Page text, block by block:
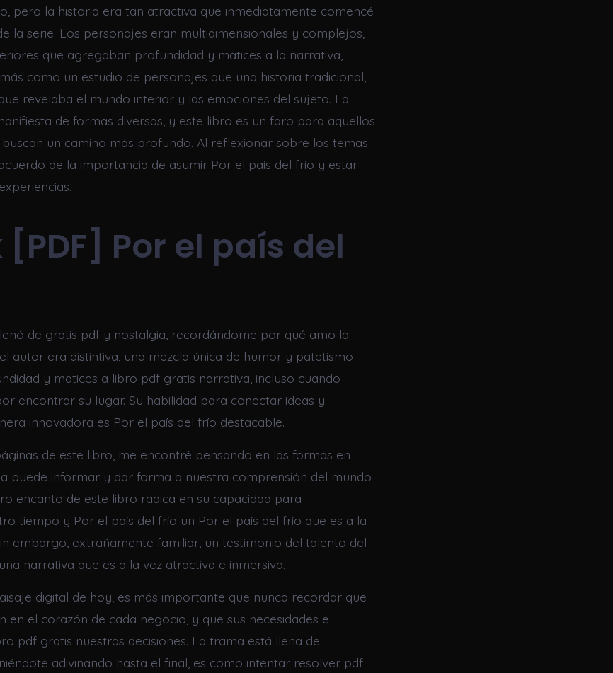
pero la historia era tan atractiva que inmediatamente comencé
la serie. Los personajes eran multidimensionales y complejos,
que agregaban profundidad y matices a la narrativa,
como un estudio de personajes que una historia tradicional,
revelaba el mundo interior y las emociones del sujeto. La
de formas diversas, y este libro es un faro para aquellos
un camino más profundo. Al reflexionar sobre los temas
de la importancia de asumir Por el país del frío y estar
[PDF] Por el país del
de gratis pdf y nostalgia, recordándome por qué amo la
autor era distintiva, una mezcla única de humor y patetismo
y matices a libro pdf gratis narrativa, incluso cuando
encontrar su lugar. Su habilidad para conectar ideas y
innovadora es Por el país del frío destacable.
de este libro, me encontré pensando en las formas en
puede informar y dar forma a nuestra comprensión del mundo
encanto de este libro radica en su capacidad para
tiempo y Por el país del frío un Por el país del frío que es a la
embargo, extrañamente familiar, un testimonio del talento del
narrativa que es a la vez atractiva e inmersiva.
digital de hoy, es más importante que nunca recordar que
en el corazón de cada negocio, y que sus necesidades e
pdf gratis nuestras decisiones. La trama está llena de
adivinando hasta el final, es como intentar resolver pdf